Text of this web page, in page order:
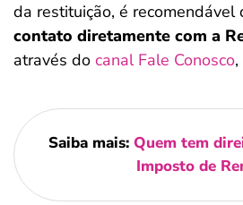
da restituição, é recomendável
contato diretamente com a
através do canal Fale Conosco
Saiba mais: Quem tem
Imposto de